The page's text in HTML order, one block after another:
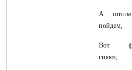
А потом
пойдем,
Вот
сияют,